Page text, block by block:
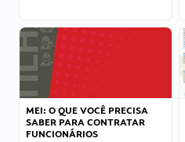
MEI: O QUE VOCÊ PRECISA
SABER PARA CONTRATAR
FUNCIONÁRIOS